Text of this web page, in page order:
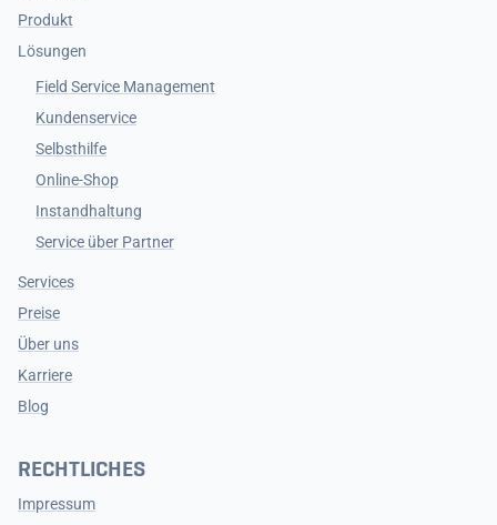
Produkt
Lösungen
Field Service Management
Kundenservice
Selbsthilfe
Online-Shop
Instandhaltung
Service über Partner
Services
Preise
Über uns
Karriere
Blog
RECHTLICHES
Impressum